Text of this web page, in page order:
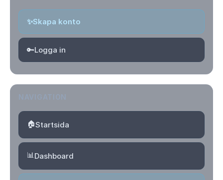
✨Skapa konto
🔑Logga in
🏠Startsida
📊Dashboard